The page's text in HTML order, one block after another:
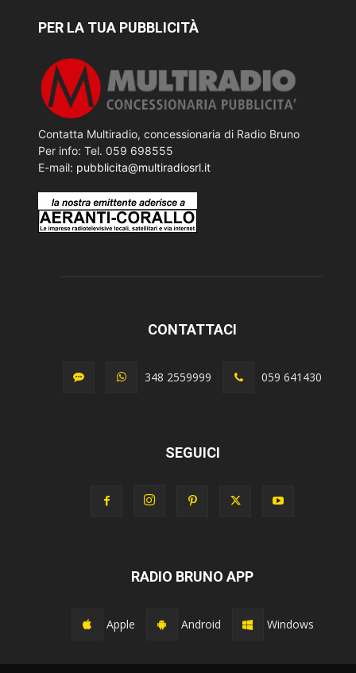
PER LA TUA PUBBLICITÀ
Contatta Multiradio, concessionaria di Radio Bruno
Per info: Tel. 059 698555
E-mail: pubblicita@multiradiosrl.it
CONTATTACI
348 2559999 059 641430
SEGUICI
RADIO BRUNO APP
Apple Android Windows